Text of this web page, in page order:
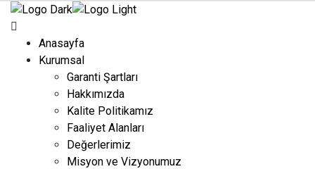
Anasayfa
Kurumsal
Garanti Şartları
Hakkımızda
Kalite Politikamız
Faaliyet Alanları
Değerlerimiz
Misyon ve Vizyonumuz